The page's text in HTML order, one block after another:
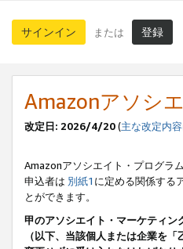
サインイン または 登録
Amazonアソシ
改定日: 2026/4/20(主な改定内
Amazonアソシエイト・プログラ
申込者は 別紙1 に定める関係する
とができます。
甲のアソシエイト・マーケティ
（以下、当該個人または企業を